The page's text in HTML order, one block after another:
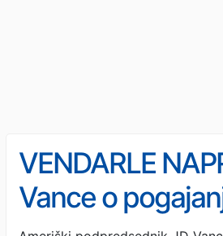
VENDARLE
Vance o